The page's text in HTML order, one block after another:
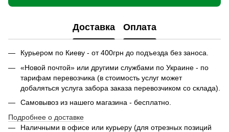
Доставка Оплата
Курьером по Киеву - от 400грн до подъезда без заноса.
«Новой почтой» или другими службами по Украине - по
тарифам перевозчика (в стоимость услуг может
добаляться услуга забора заказа перевозчиком со склада).
Самовывоз из нашего магазина - бесплатно.
Подробнее о доставке
Наличными в офисе или курьеру (для отрезных позиций